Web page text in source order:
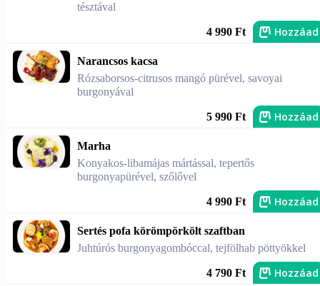
tésztával
4 990 Ft Hozzáad
Narancsos kacsa
Rózsaborsos-citrusos mangó pürével, savoyai
burgonyával
5 990 Ft Hozzáad
Marha
Konyakos-libamájas mártással, tepertős
burgonyapürével, szőlővel
4 990 Ft Hozzáad
Sertés pofa körömpörkölt szaftban
Juhtúrós burgonyagombóccal, tejfölhab pöttyökkel
4 790 Ft Hozzáad